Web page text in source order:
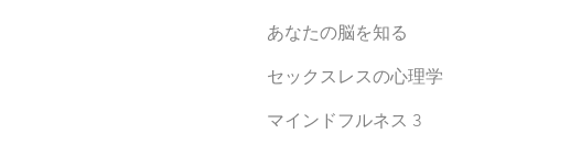
あなたの脳を知る
セックスレスの心理学
マインドフルネス 3